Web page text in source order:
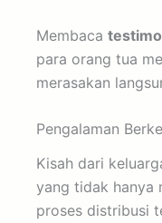
Membaca
para orang tua
merasakan
Pengalaman
Kisah dari
yang tidak hanya
proses distribusi